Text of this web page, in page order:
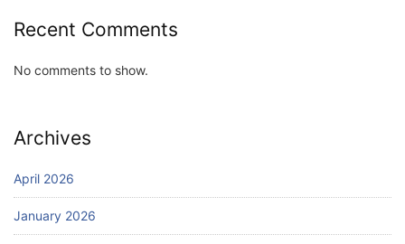
Recent Comments
No comments to show.
Archives
April 2026
January 2026